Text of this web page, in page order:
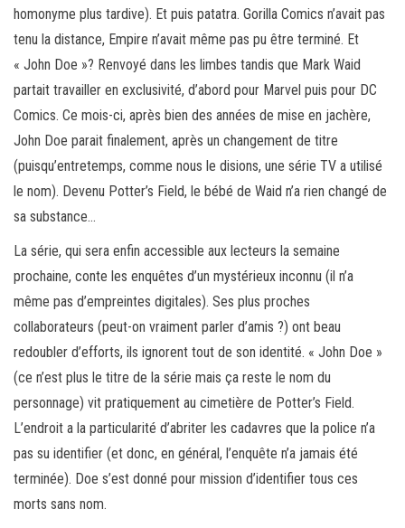
homonyme plus tardive). Et puis patatra. Gorilla Comics n’avait pas
tenu la distance, Empire n’avait même pas pu être terminé. Et
« John Doe »? Renvoyé dans les limbes tandis que Mark Waid
partait travailler en exclusivité, d’abord pour Marvel puis pour DC
Comics. Ce mois-ci, après bien des années de mise en jachère,
John Doe parait finalement, après un changement de titre
(puisqu’entretemps, comme nous le disions, une série TV a utilisé
le nom). Devenu Potter’s Field, le bébé de Waid n’a rien changé de
sa substance…
La série, qui sera enfin accessible aux lecteurs la semaine
prochaine, conte les enquêtes d’un mystérieux inconnu (il n’a
même pas d’empreintes digitales). Ses plus proches
collaborateurs (peut-on vraiment parler d’amis ?) ont beau
redoubler d’efforts, ils ignorent tout de son identité. « John Doe »
(ce n’est plus le titre de la série mais ça reste le nom du
personnage) vit pratiquement au cimetière de Potter’s Field.
L’endroit a la particularité d’abriter les cadavres que la police n’a
pas su identifier (et donc, en général, l’enquête n’a jamais été
terminée). Doe s’est donné pour mission d’identifier tous ces
morts sans nom.